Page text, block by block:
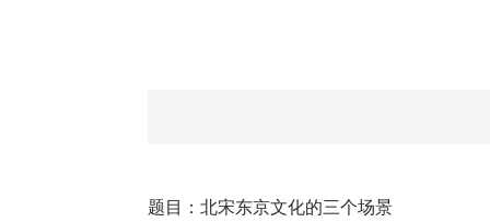
题目：北宋东京文化的三个场景